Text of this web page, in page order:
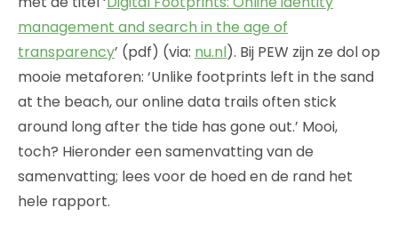
management and search in the age of
transparency’ (pdf) (via: nu.nl). Bij PEW zijn ze dol op
mooie metaforen: ‘Unlike footprints left in the sand
at the beach, our online data trails often stick
around long after the tide has gone out.’ Mooi,
toch? Hieronder een samenvatting van de
samenvatting; lees voor de hoed en de rand het
hele rapport.